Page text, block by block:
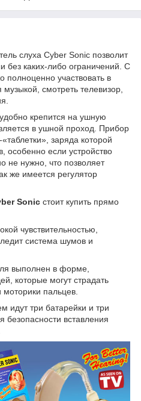
слуха Cyber Sonic позволит
без каких-либо ограничений. С
участвовать в
смотреть телевизор,
крепится на ушную
в ушной проход. Прибор
заряда которой
особенно если устройство
не нужно, что позволяет
же имеется регулятор
Sonic стоит купить прямо
чувствительностью,
система шумов и
выполнен в форме,
которые могут страдать
пальцев.
идут три батарейки и три
вставления